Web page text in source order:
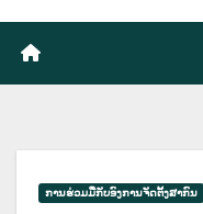
ການຮ່ວມມືກັບອົງການຈັດຕັ້ງສາກົນ